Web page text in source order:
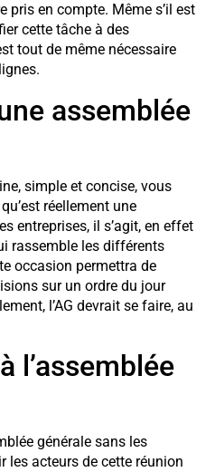
pris en compte. Même s’il est
cette tâche à des
tout de même nécessaire
assemblée
simple et concise, vous
réellement une
entreprises, il s’agit, en effet
rassemble les différents
occasion permettra de
sur un ordre du jour
l’AG devrait se faire, au
l’assemblée
générale sans les
les acteurs de cette réunion